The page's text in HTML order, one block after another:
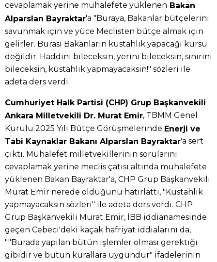
cevaplamak yerine muhalefete yüklenen Bakan
Alparslan Bayraktar'a "Buraya, Bakanlar bütçelerini
savunmak için ve yüce Meclisten bütçe almak için
gelirler. Burası Bakanların küstahlık yapacağı kürsü
değildir. Haddini bileceksin, yerini bileceksin, sınırını
bileceksin, küstahlık yapmayacaksın!" sözleri ile
adeta ders verdi.
Cumhuriyet Halk Partisi (CHP) Grup Başkanvekili
Ankara Milletvekili Dr. Murat Emir, TBMM Genel
Kurulu 2025 Yılı Bütçe Görüşmelerinde Enerji ve
Tabi Kaynaklar Bakanı Alparslan Bayraktar'a sert
çıktı. Muhalefet milletvekillerinin sorularını
cevaplamak yerine meclis çatısı altında muhalefete
yüklenen Bakan Bayraktar'a, CHP Grup Başkanvekili
Murat Emir nerede olduğunu hatırlattı, "Küstahlık
yapmayacaksın sözleri" ile adeta ders verdi. CHP
Grup Başkanvekili Murat Emir, İBB iddianamesinde
geçen Cebeci'deki kaçak hafriyat iddialarını da,
""Burada yapılan bütün işlemler olması gerektiği
gibidir ve bütün kurallara uygundur" ifadelerinin